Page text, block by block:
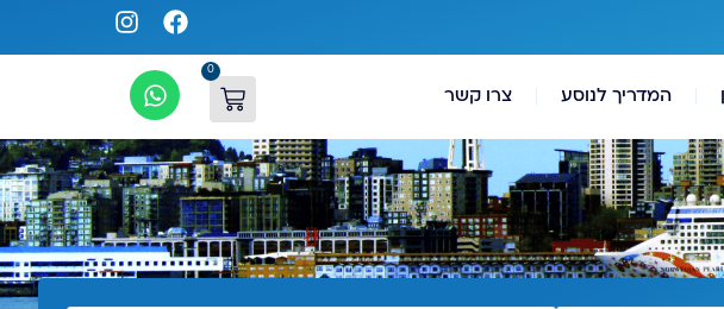
המדריך לנוסע צרו קשר
0